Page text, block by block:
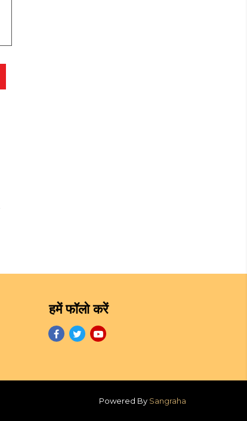
हमें फॉलो करें
Powered By Sangraha